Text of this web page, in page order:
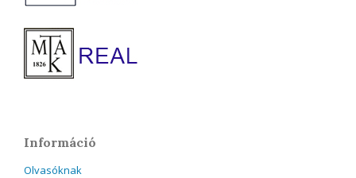
Információ
Olvasóknak